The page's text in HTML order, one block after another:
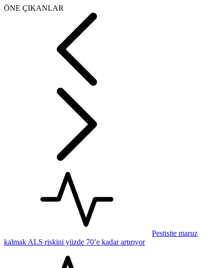
ÖNE ÇIKANLAR
Pestisite maruz
kalmak ALS riskini yüzde 70’e kadar artırıyor